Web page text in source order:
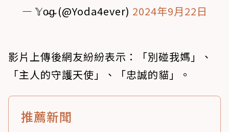
— 𝕐o̴g̴ (@Yoda4ever) 2024年9月22日
影片上傳後網友紛紛表示：「別碰我媽」、
「主人的守護天使」、「忠誠的貓」。
推薦新聞